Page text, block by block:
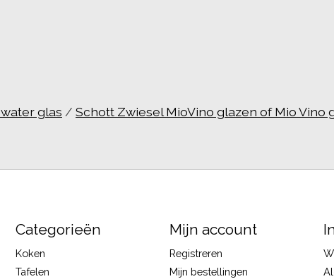
glas / Schott Zwiesel MioVino glazen of Mio Vino
Categorieën
Koken
Tafelen
Mijn account
Registreren
Mijn bestellingen